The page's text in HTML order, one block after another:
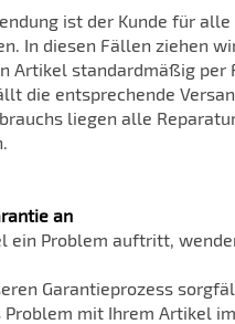
ist der Kunde für
In diesen Fällen ziehen
Artikel standardmäßig
die entsprechende
liegen alle
an
ein Problem auftritt,
Garantieprozess
Problem mit Ihrem Artikel